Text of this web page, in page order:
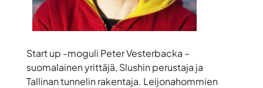
Start up -moguli Peter Vesterbacka –
suomalainen yrittäjä, Slushin perustaja ja
Tallinan tunnelin rakentaja. Leijonahommien